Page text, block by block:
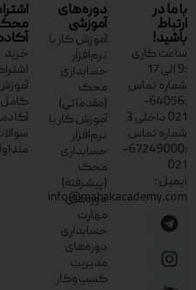
با ما در
ارتباط
باشید!
ساعت کاری
:9 الی 17
شماره تماس
:64056-
021 داخلی 3
شماره تماس
:67249000-
021
ایمیل :
info@mahakacademy.com
دوره‌های
آموزشی
آموزش کار با
نرم‌افزار
حسابداری
محک
(مقدماتی)
آموزش کار با
نرم‌افزار
حسابداری
محک
(پیشرفته)
دوره‌های
مهارت
حسابداری
دوره‌های
مدیریت
کسب‌وکار
خرید